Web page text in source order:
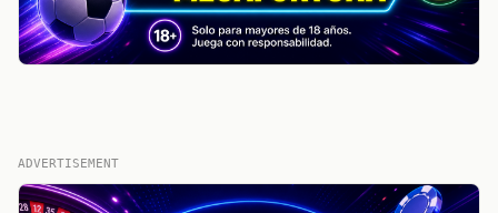
ADVERTISEMENT